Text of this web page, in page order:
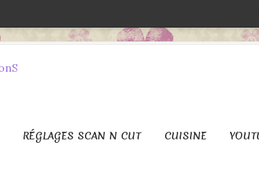
RÉGLAGES SCAN N CUT CUISINE